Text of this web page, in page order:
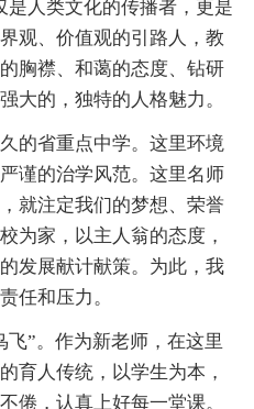
是人类文化的传播者，更是
观、价值观的引路人，教
胸襟、和蔼的态度、钻研
大的，独特的人格魅力。
的省重点中学。这里环境
谨的治学风范。这里名师
就注定我们的梦想、荣誉
为家，以主人翁的态度，
发展献计献策。为此，我
任和压力。
飞”。作为新老师，在这里
育人传统，以学生为本，
倦，认真上好每一堂课。